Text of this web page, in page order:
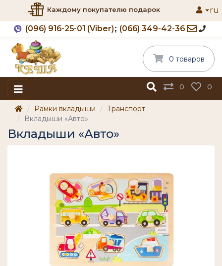
Каждому покупателю подарок
(096) 916-25-01 (Viber) (066) 349-42-36
ru
0 0
0 товаров
Рамки вкладыши
Транспорт
Вкладыши «Авто»
Вкладыши «Авто»